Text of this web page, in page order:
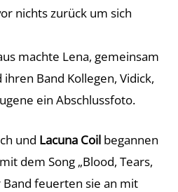
nichts zurück um sich
machte Lena, gemeinsam
Band Kollegen, Vidick,
ein Abschlussfoto.
und Lacuna Coil begannen
dem Song „Blood, Tears,
Band feuerten sie an mit